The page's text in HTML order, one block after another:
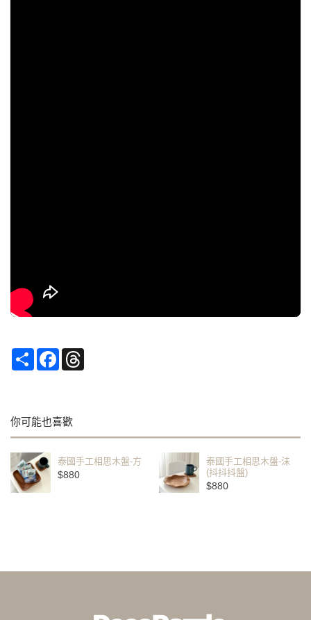
ShareFacebook
你可能也喜歡
泰國手工相思木盤-方
$880
泰國手工相思木盤-沬
(抖抖抖盤)
$880